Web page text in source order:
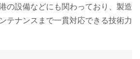
の設備などにも関わっており、製造
テナンスまで一貫対応できる技術力